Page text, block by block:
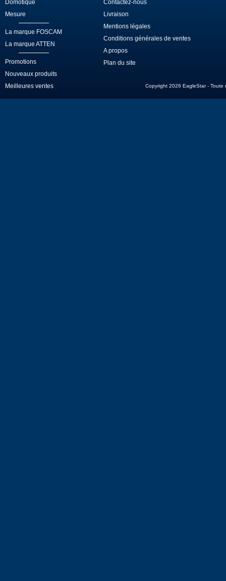
Domotique
Mesure
La marque FOSCAM
La marque ATTEN
Promotions
Nouveaux produits
Meilleures ventes
Contactez-nous
Livraison
Mentions légales
Conditions générales de ventes
A propos
Plan du site
Copyright 2026 EagleStar -